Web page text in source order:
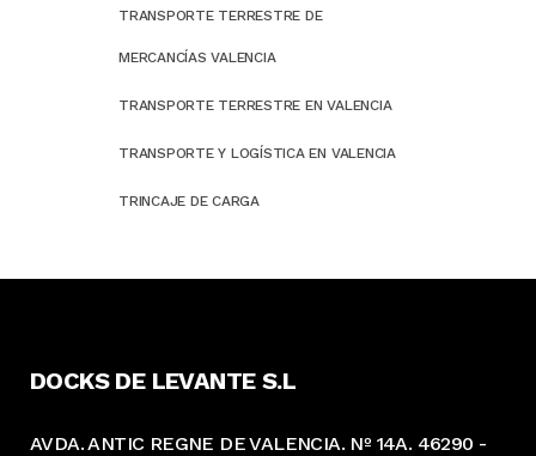
TRANSPORTE TERRESTRE DE
MERCANCÍAS VALENCIA
TRANSPORTE TERRESTRE EN VALENCIA
TRANSPORTE Y LOGÍSTICA EN VALENCIA
TRINCAJE DE CARGA
DOCKS DE LEVANTE S.L
AVDA. ANTIC REGNE DE VALENCIA. Nº 14A. 46290 -